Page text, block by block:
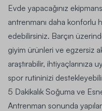
Evde yapacağınız
antrenmanı daha konforlu
edebilirsiniz. Barçın
giyim ürünleri ve egzersiz
araştırabilir,
spor rutininizi
5 Dakikalık Soğuma ve
Antrenman sonunda